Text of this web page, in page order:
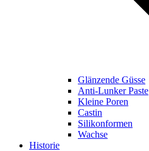
Glänzende Güsse
Anti-Lunker Paste
Kleine Poren
Castin
Silikonformen
Wachse
Historie